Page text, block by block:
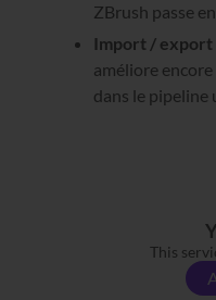
ZBrush passe
Import / export
améliore
dans le pipeline
This